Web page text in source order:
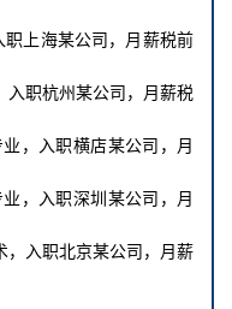
职上海某公司，月薪税前
入职杭州某公司，月薪税
，入职横店某公司，月
，入职深圳某公司，月
，入职北京某公司，月薪